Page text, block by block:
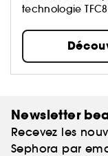
technologie
Newsletter
Recevez les
Sephora par